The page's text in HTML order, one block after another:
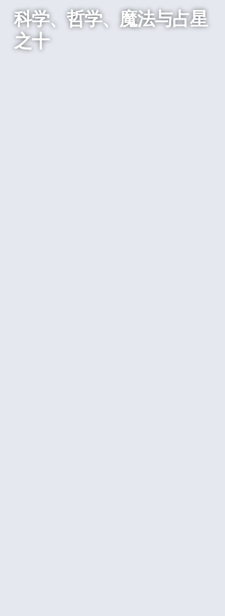
科学、哲学、魔法与占星
之十